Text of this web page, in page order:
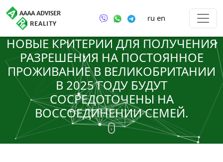
ru en
НОВЫЕ КРИТЕРИИ ДЛЯ ПОЛУЧЕНИЯ
РАЗРЕШЕНИЯ НА ПОСТОЯННОЕ
ПРОЖИВАНИЕ В ВЕЛИКОБРИТАНИИ
В 2025 ГОДУ БУДУТ
СОСРЕДОТОЧЕНЫ НА
ВОССОЕДИНЕНИИ СЕМЕЙ.